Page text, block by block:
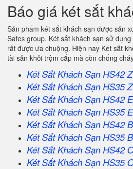
Báo giá két sắt
Sản phẩm két sắt khách sạn được sản
Safes group. Két sắt khách sạn sử
rất được ưa chuộng. Hiện nay Két sắt
tài sản khỏi trộm cắp mà còn chống
Két Sắt Khách Sạn HS42 Z
Két Sắt Khách Sạn HS35 Z
Két Sắt Khách Sạn HS42
Két Sắt Khách Sạn HS35
Két Sắt Khách Sạn HS42
Két Sắt Khách Sạn HS35
Két Sắt Khách Sạn HS42
Két Sắt Khách Sạn HS35